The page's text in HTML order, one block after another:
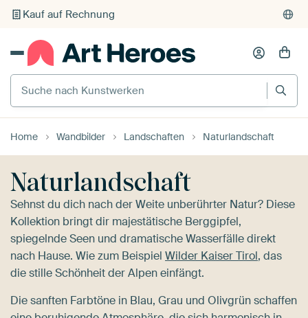
Individueller Druck auf Bestellung
Suche nach Kunstwerken
Home Wandbilder Landschaften Naturlandschaft
Naturlandschaft
Sehnst du dich nach der Weite unberührter Natur? Diese
Kollektion bringt dir majestätische Berggipfel,
spiegelnde Seen und dramatische Wasserfälle direkt
nach Hause. Wie zum Beispiel Wilder Kaiser Tirol, das
die stille Schönheit der Alpen einfängt.
Die sanften Farbtöne in Blau, Grau und Olivgrün schaffen